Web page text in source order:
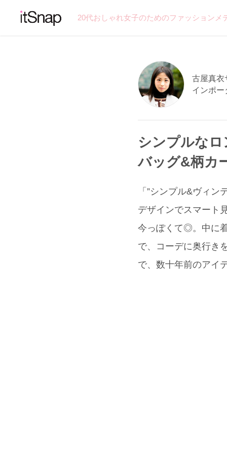
20代おしゃれ女子のためのファッション
古屋真衣
インポー
シンプルな
バッグ&柄カ
「”シンプル&ヴィ
デザインでスマート
今っぽくて◎。中に
で、コーデに奥行き
で、数十年前のアイ